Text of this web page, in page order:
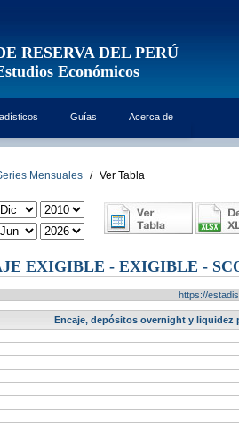
RESERVA DEL PERÚ
Económicos
Guías Acerca de
Mensuales / Ver Tabla
EXIGIBLE - EXIGIBLE -
https://
Encaje, depósitos overnight y liquidez